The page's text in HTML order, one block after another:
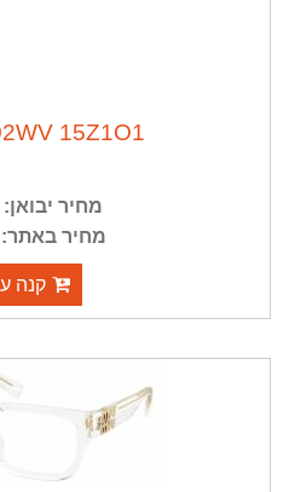
15Z1O1
מחיר יבואן:
מחיר באתר: 1190
קנה